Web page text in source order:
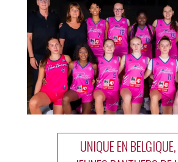
UNIQUE EN